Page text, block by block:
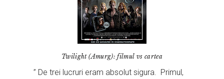
Twilight (Amurg): filmul vs cartea
” De trei lucruri eram absolut sigura. Primul,